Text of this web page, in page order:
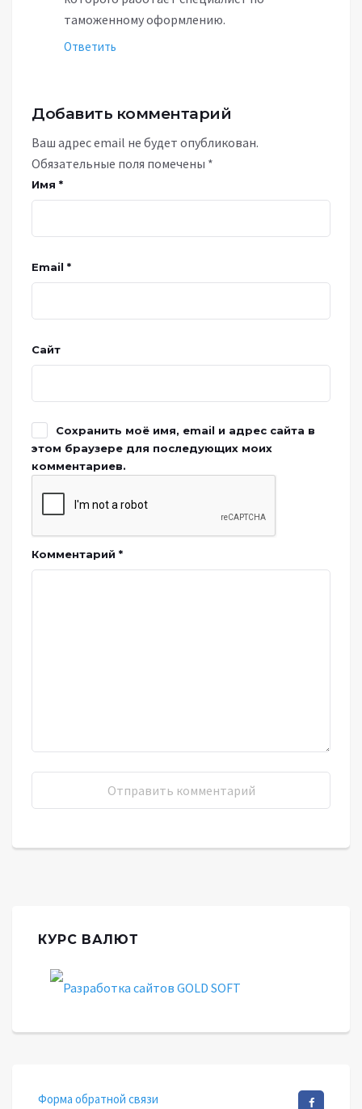
таможенному оформлению.
Ответить
Добавить комментарий
Ваш адрес email не будет опубликован.
Обязательные поля помечены *
Имя *
Email *
Сайт
Сохранить моё имя, email и адрес сайта в
этом браузере для последующих моих
комментариев.
Комментарий *
КУРС ВАЛЮТ
Форма обратной связи